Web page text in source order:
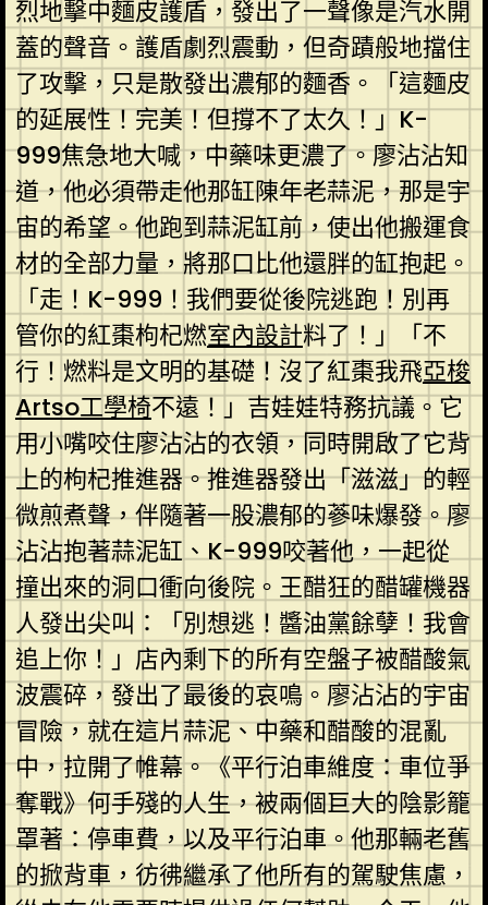
烈地擊中麵皮護盾，發出了一聲像是汽水開
蓋的聲音。護盾劇烈震動，但奇蹟般地擋住
了攻擊，只是散發出濃郁的麵香。「這麵皮
的延展性！完美！但撐不了太久！」K-
999焦急地大喊，中藥味更濃了。廖沾沾知
道，他必須帶走他那缸陳年老蒜泥，那是宇
宙的希望。他跑到蒜泥缸前，使出他搬運食
材的全部力量，將那口比他還胖的缸抱起。
「走！K-999！我們要從後院逃跑！別再
管你的紅棗枸杞燃室內設計料了！」「不
行！燃料是文明的基礎！沒了紅棗我飛亞梭
Artso工學椅不遠！」吉娃娃特務抗議。它
用小嘴咬住廖沾沾的衣領，同時開啟了它背
上的枸杞推進器。推進器發出「滋滋」的輕
微煎煮聲，伴隨著一股濃郁的蔘味爆發。廖
沾沾抱著蒜泥缸、K-999咬著他，一起從
撞出來的洞口衝向後院。王醋狂的醋罐機器
人發出尖叫：「別想逃！醬油黨餘孽！我會
追上你！」店內剩下的所有空盤子被醋酸氣
波震碎，發出了最後的哀鳴。廖沾沾的宇宙
冒險，就在這片蒜泥、中藥和醋酸的混亂
中，拉開了帷幕。《平行泊車維度：車位爭
奪戰》何手殘的人生，被兩個巨大的陰影籠
罩著：停車費，以及平行泊車。他那輛老舊
的掀背車，彷彿繼承了他所有的駕駛焦慮，